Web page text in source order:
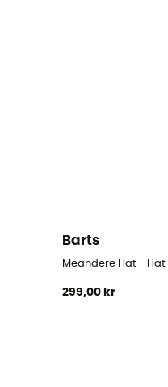
Barts
Meandere Hat - Hat
299,00 kr